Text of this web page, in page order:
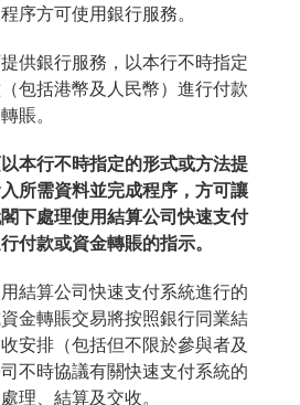
序方可使用銀行服務。
供銀行服務，以本行不時指定
包括港幣及人民幣）進行付款
賬。
本行不時指定的形式或方法提
所需資料並完成程序，方可讓
下處理使用結算公司快速支付
付款或資金轉賬的指示。
結算公司快速支付系統進行的
金轉賬交易將按照銀行同業結
安排（包括但不限於參與者及
不時協議有關快速支付系統的
理、結算及交收。